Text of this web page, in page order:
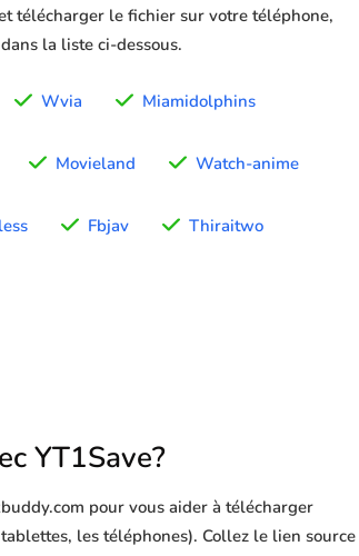
télécharger le fichier sur votre téléphone,
la liste ci-dessous.
Wvia Miamidolphins
Movieland Watch-anime
Fbjav Thiraitwo
YT1Save?
pour vous aider à télécharger
les téléphones). Collez le lien source